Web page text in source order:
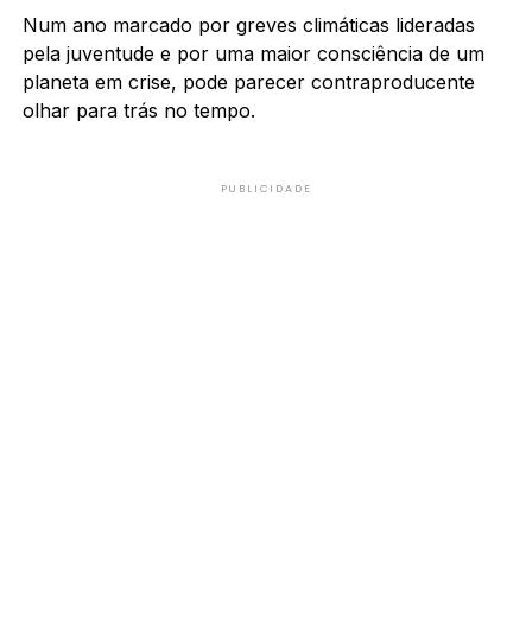
Num ano marcado por greves climáticas lideradas
pela juventude e por uma maior consciência de um
planeta em crise, pode parecer contraproducente
olhar para trás no tempo.
PUBLICIDADE